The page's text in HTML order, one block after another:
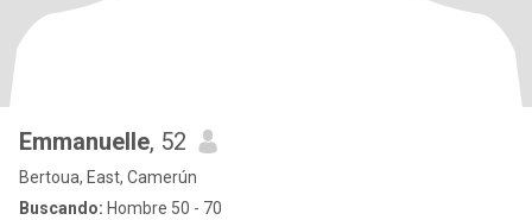
Emmanuelle, 52
Bertoua, East, Camerún
Buscando: Hombre 50 - 70